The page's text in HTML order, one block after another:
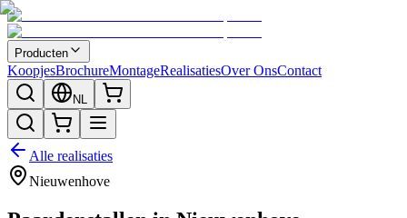
Producten
KoopjesBrochureMontageRealisatiesOver OnsContact
NL
Alle realisaties
Nieuwenhove